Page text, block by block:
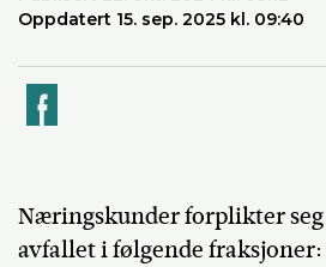
Oppdatert 15. sep. 2025 kl. 09:40
Næringskunder forplikter
avfallet i følgende fraksjoner: